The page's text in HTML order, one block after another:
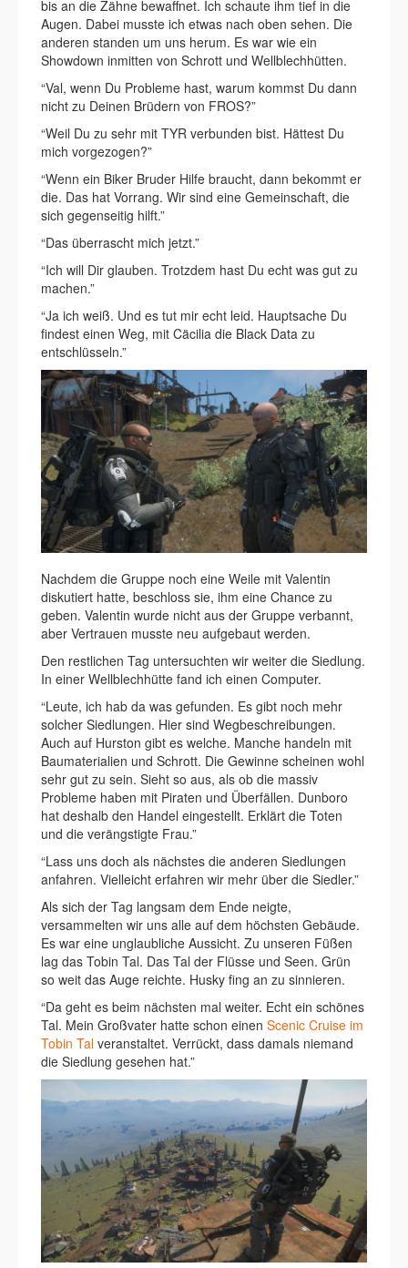
bis an die Zähne bewaffnet. Ich schaute ihm tief in die
Augen. Dabei musste ich etwas nach oben sehen. Die
anderen standen um uns herum. Es war wie ein
Showdown inmitten von Schrott und Wellblechhütten.
“Val, wenn Du Probleme hast, warum kommst Du dann
nicht zu Deinen Brüdern von FROS?”
“Weil Du zu sehr mit TYR verbunden bist. Hättest Du
mich vorgezogen?”
“Wenn ein Biker Bruder Hilfe braucht, dann bekommt er
die. Das hat Vorrang. Wir sind eine Gemeinschaft, die
sich gegenseitig hilft.”
“Das überrascht mich jetzt.”
“Ich will Dir glauben. Trotzdem hast Du echt was gut zu
machen.”
“Ja ich weiß. Und es tut mir echt leid. Hauptsache Du
findest einen Weg, mit Cäcilia die Black Data zu
entschlüsseln.”
Nachdem die Gruppe noch eine Weile mit Valentin
diskutiert hatte, beschloss sie, ihm eine Chance zu
geben. Valentin wurde nicht aus der Gruppe verbannt,
aber Vertrauen musste neu aufgebaut werden.
Den restlichen Tag untersuchten wir weiter die Siedlung.
In einer Wellblechhütte fand ich einen Computer.
“Leute, ich hab da was gefunden. Es gibt noch mehr
solcher Siedlungen. Hier sind Wegbeschreibungen.
Auch auf Hurston gibt es welche. Manche handeln mit
Baumaterialien und Schrott. Die Gewinne scheinen wohl
sehr gut zu sein. Sieht so aus, als ob die massiv
Probleme haben mit Piraten und Überfällen. Dunboro
hat deshalb den Handel eingestellt. Erklärt die Toten
und die verängstigte Frau.”
“Lass uns doch als nächstes die anderen Siedlungen
anfahren. Vielleicht erfahren wir mehr über die Siedler.”
Als sich der Tag langsam dem Ende neigte,
versammelten wir uns alle auf dem höchsten Gebäude.
Es war eine unglaubliche Aussicht. Zu unseren Füßen
lag das Tobin Tal. Das Tal der Flüsse und Seen. Grün
so weit das Auge reichte. Husky fing an zu sinnieren.
“Da geht es beim nächsten mal weiter. Echt ein schönes
Tal. Mein Großvater hatte schon einen Scenic Cruise im
Tobin Tal veranstaltet. Verrückt, dass damals niemand
die Siedlung gesehen hat.”